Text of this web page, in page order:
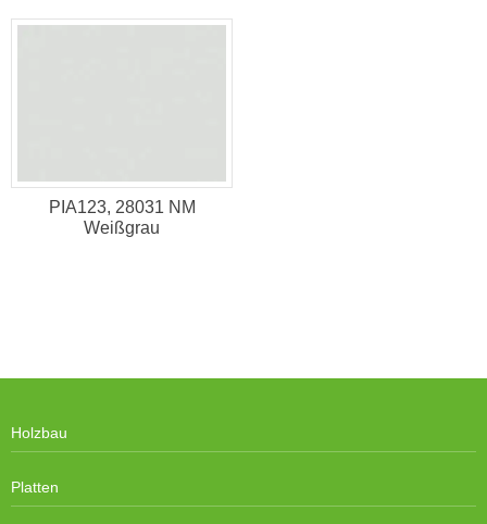
PIA123, 28031 NM
Weißgrau
Holzbau
Platten